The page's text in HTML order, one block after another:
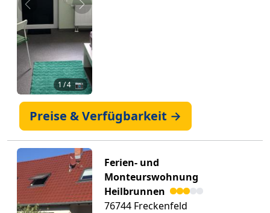
Zurück Weiter
1 / 4 📷
Preise & Verfügbarkeit →
Ferien- und
Monteurswohnung
Heilbrunnen
76744 Freckenfeld